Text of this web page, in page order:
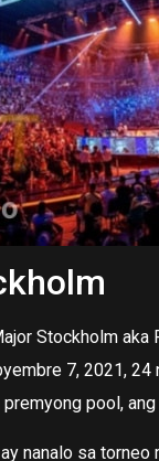
Stockholm
7, 2021,
pool,
nanalo sa